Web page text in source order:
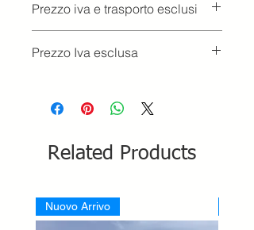
Prezzo iva e trasporto esclusi
Prezzo Iva esclusa
Related Products
Nuovo Arrivo